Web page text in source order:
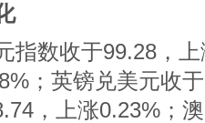
指数收于99.28，
；英镑兑美元收
，上涨0.23%；